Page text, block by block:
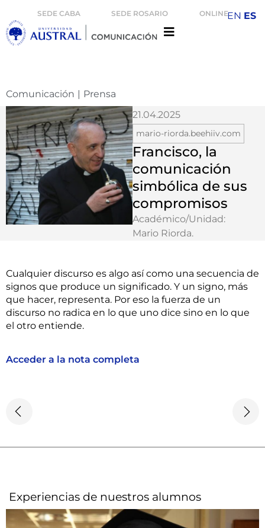
SEDE CABA SEDE ROSARIO ONLINE
Comunicación
Prensa
21.04.2025
mario-riorda.beehiiv.com
Francisco, la
comunicación
simbólica de sus
compromisos
Académico/Unidad:
Mario Riorda.
Cualquier discurso es algo así como una secuencia de
signos que produce un significado. Y un signo, más
que hacer, representa. Por eso la fuerza de un
discurso no radica en lo que uno dice sino en lo que
el otro entiende.
Acceder a la nota completa
Experiencias de nuestros alumnos​
EN ES